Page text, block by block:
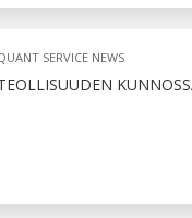
SERVICE NEWS